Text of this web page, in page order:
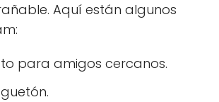
Aquí están algunos
para amigos cercanos.